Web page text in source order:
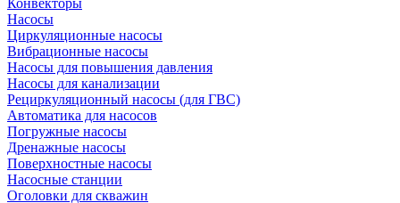
Конвекторы
Насосы
Циркуляционные насосы
Вибрационные насосы
Насосы для повышения давления
Насосы для канализации
Рециркуляционный насосы (для ГВС)
Автоматика для насосов
Погружные насосы
Дренажные насосы
Поверхностные насосы
Насосные станции
Оголовки для скважин